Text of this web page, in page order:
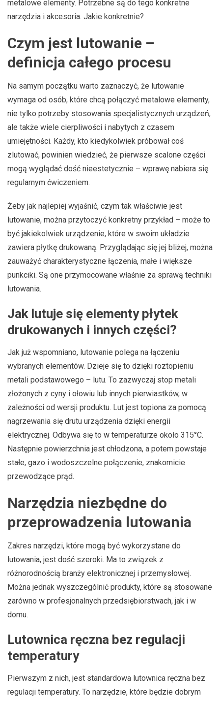
metalowe elementy. Potrzebne są do tego konkretne
narzędzia i akcesoria. Jakie konkretnie?
Czym jest lutowanie –
definicja całego procesu
Na samym początku warto zaznaczyć, że lutowanie
wymaga od osób, które chcą połączyć metalowe elementy,
nie tylko potrzeby stosowania specjalistycznych urządzeń,
ale także wiele cierpliwości i nabytych z czasem
umiejętności. Każdy, kto kiedykolwiek próbował coś
zlutować, powinien wiedzieć, że pierwsze scalone części
mogą wyglądać dość nieestetycznie – wprawę nabiera się
regularnym ćwiczeniem.
Żeby jak najlepiej wyjaśnić, czym tak właściwie jest
lutowanie, można przytoczyć konkretny przykład – może to
być jakiekolwiek urządzenie, które w swoim układzie
zawiera płytkę drukowaną. Przyglądając się jej bliżej, można
zauważyć charakterystyczne łączenia, małe i większe
punkciki. Są one przymocowane właśnie za sprawą techniki
lutowania.
Jak lutuje się elementy płytek
drukowanych i innych części?
Jak już wspomniano, lutowanie polega na łączeniu
wybranych elementów. Dzieje się to dzięki roztopieniu
metali podstawowego – lutu. To zazwyczaj stop metali
złożonych z cyny i ołowiu lub innych pierwiastków, w
zależności od wersji produktu. Lut jest topiona za pomocą
nagrzewania się drutu urządzenia dzięki energii
elektrycznej. Odbywa się to w temperaturze około 315°C.
Następnie powierzchnia jest chłodzona, a potem powstaje
stałe, gazo i wodoszczelne połączenie, znakomicie
przewodzące prąd.
Narzędzia niezbędne do
przeprowadzenia lutowania
Zakres narzędzi, które mogą być wykorzystane do
lutowania, jest dość szeroki. Ma to związek z
różnorodnością branży elektronicznej i przemysłowej.
Można jednak wyszczególnić produkty, które są stosowane
zarówno w profesjonalnych przedsiębiorstwach, jak i w
domu.
Lutownica ręczna bez regulacji
temperatury
Pierwszym z nich, jest standardowa lutownica ręczna bez
regulacji temperatury. To narzędzie, które będzie dobrym